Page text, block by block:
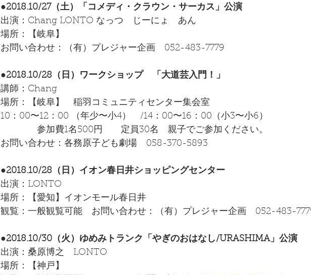
●2018.10/27（土）「コメディ・クラウン・サーカス」公演
出演：Chang LONTO なっつ　じーにょ　あん
場所：【岐阜】
お問い合わせ：（有）プレジャー企画　052-483-7779
●2018.10/28（日）ワークショップ　「大道芸入門！」
講師：Chang
場所：【岐阜】　稲羽コミュニティセンター集会室
10：00〜12：00 （年少〜小4）　/14：00〜16：00（小3〜小6）
参加費1名500円　　定員30名　親子でご参加ください。
お問い合わせ：各務原子ども劇場　058-370-5893
●2018.10/28（日）イオン春日井ショッピングセンター
出演：LONTO
場所：【愛知】イオンモール春日井
観覧：一般観覧可能　お問い合わせ：（有）プレジャー企画　052-483-
●2018.10/30（火）ゆめみトランク「やぎのおはなし/URASHIMA」公演
出演：桑原博之　LONTO
場所：【神戸】